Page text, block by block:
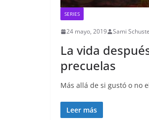
SERIES
24 mayo, 2019 Sami
La vida
precuelas
Más allá de si gustó o no
Leer más